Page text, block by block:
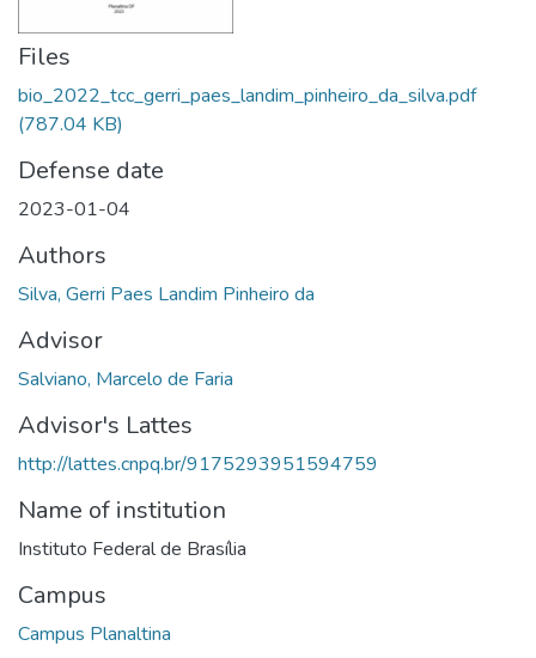
Files
bio_2022_tcc_gerri_paes_landim_pinheiro_da_silva.pdf
(787.04 KB)
Defense date
2023-01-04
Authors
Silva, Gerri Paes Landim Pinheiro da
Advisor
Salviano, Marcelo de Faria
Advisor's Lattes
http://lattes.cnpq.br/9175293951594759
Name of institution
Instituto Federal de Brasília
Campus
Campus Planaltina